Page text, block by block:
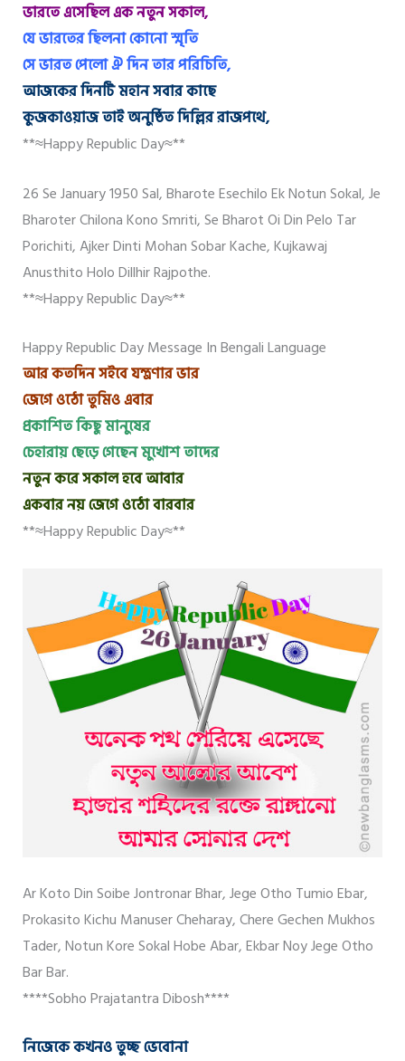
ভারতে এসেছিল এক নতুন সকাল,
যে ভারতের ছিলনা কোনো স্মৃতি
সে ভারত পেলো ঐ দিন তার পরিচিতি,
আজকের দিনটি মহান সবার কাছে
কুজকাওয়াজ তাই অনুষ্ঠিত দিল্লির রাজপথে,
**≈Happy Republic Day≈**
26 Se January 1950 Sal, Bharote Esechilo Ek Notun Sokal, Je
Bharoter Chilona Kono Smriti, Se Bharot Oi Din Pelo Tar
Porichiti, Ajker Dinti Mohan Sobar Kache, Kujkawaj
Anusthito Holo Dillhir Rajpothe.
**≈Happy Republic Day≈**
Happy Republic Day Message In Bengali Language
আর কতদিন সইবে যন্ত্রণার ভার
জেগে ওঠো তুমিও এবার
প্রকাশিত কিছু মানুষের
চেহারায় ছেড়ে গেছেন মুখোশ তাদের
নতুন করে সকাল হবে আবার
একবার নয় জেগে ওঠো বারবার
**≈Happy Republic Day≈**
Ar Koto Din Soibe Jontronar Bhar, Jege Otho Tumio Ebar,
Prokasito Kichu Manuser Cheharay, Chere Gechen Mukhos
Tader, Notun Kore Sokal Hobe Abar, Ekbar Noy Jege Otho
Bar Bar.
****Sobho Prajatantra Dibosh****
নিজেকে কখনও তুচ্ছ ভেবোনা